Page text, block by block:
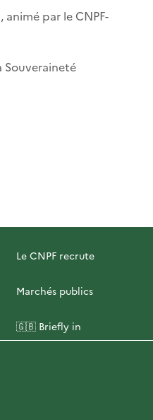
par le CNPF-
Souveraineté
Le CNPF recrute
Marchés publics
🇬🇧 Briefly in